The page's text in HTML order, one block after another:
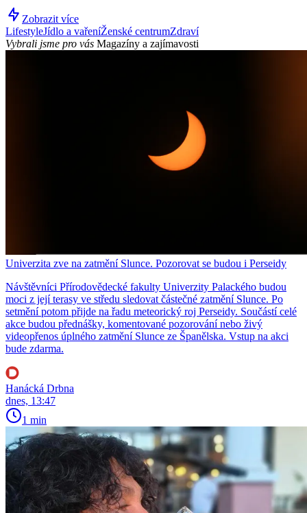
Zobrazit více
LifestyleJídlo a vařeníŽenské centrumZdraví
Vybrali jsme pro vás Magazíny a zajímavosti
Univerzita zve na zatmění Slunce. Pozorovat se budou i Perseidy
Návštěvníci Přírodovědecké fakulty Univerzity Palackého budou
moci z její terasy ve středu sledovat částečné zatmění Slunce. Po
setmění potom přijde na řadu meteorický roj Perseidy. Součástí celé
akce budou přednášky, komentované pozorování nebo živý
videopřenos úplného zatmění Slunce ze Španělska. Vstup na akci
bude zdarma.
Hanácká Drbna
dnes, 13:47
1 min